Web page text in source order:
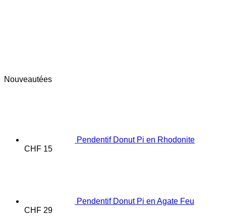
Nouveautées
Pendentif Donut Pi en Rhodonite
CHF 15
Pendentif Donut Pi en Agate Feu
CHF 29